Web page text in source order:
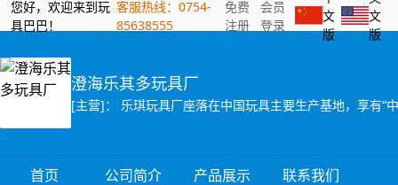
您好，欢迎来到玩
具巴巴！
客服热线：0754-
85638555
免费
注册
会员
登录
文
版
文
版
澄海乐其多玩具厂
首页 公司简介 产品展示 联系我们